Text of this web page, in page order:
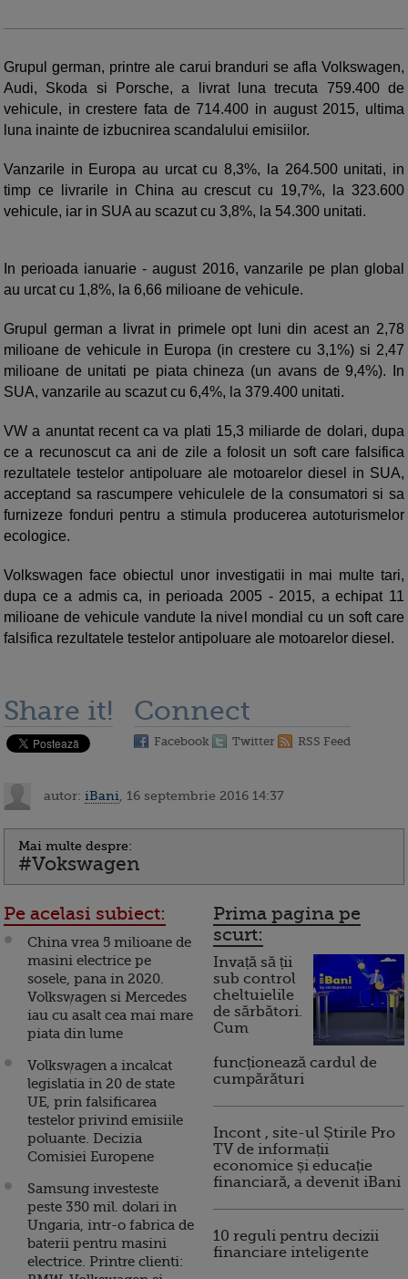
Grupul german, printre ale carui branduri se afla Volkswagen,
Audi, Skoda si Porsche, a livrat luna trecuta 759.400 de
vehicule, in crestere fata de 714.400 in august 2015, ultima
luna inainte de izbucnirea scandalului emisiilor.
Vanzarile in Europa au urcat cu 8,3%, la 264.500 unitati, in
timp ce livrarile in China au crescut cu 19,7%, la 323.600
vehicule, iar in SUA au scazut cu 3,8%, la 54.300 unitati.
In perioada ianuarie - august 2016, vanzarile pe plan global
au urcat cu 1,8%, la 6,66 milioane de vehicule.
Grupul german a livrat in primele opt luni din acest an 2,78
milioane de vehicule in Europa (in crestere cu 3,1%) si 2,47
milioane de unitati pe piata chineza (un avans de 9,4%). In
SUA, vanzarile au scazut cu 6,4%, la 379.400 unitati.
VW a anuntat recent ca va plati 15,3 miliarde de dolari, dupa
ce a recunoscut ca ani de zile a folosit un soft care falsifica
rezultatele testelor antipoluare ale motoarelor diesel in SUA,
acceptand sa rascumpere vehiculele de la consumatori si sa
furnizeze fonduri pentru a stimula producerea autoturismelor
ecologice.
Volkswagen face obiectul unor investigatii in mai multe tari,
dupa ce a admis ca, in perioada 2005 - 2015, a echipat 11
milioane de vehicule vandute la nivel mondial cu un soft care
falsifica rezultatele testelor antipoluare ale motoarelor diesel.
Share it! Connect
Facebook Twitter RSS Feed
autor: iBani , 16 septembrie 2016 14:37
Mai multe despre:
#Vokswagen
Pe acelasi subiect:
China vrea 5 milioane de
masini electrice pe
sosele, pana in 2020.
Volkswagen si Mercedes
iau cu asalt cea mai mare
piata din lume
Volkswagen a incalcat
legislatia in 20 de state
UE, prin falsificarea
testelor privind emisiile
poluante. Decizia
Comisiei Europene
Samsung investeste
peste 350 mil. dolari in
Ungaria, intr-o fabrica de
baterii pentru masini
electrice. Printre clienti:
Prima pagina pe
scurt:
Invață să ții
sub control
cheltuielile
de sărbători.
Cum
funcționează cardul de
cumpărături
Incont , site-ul Știrile Pro
TV de informații
economice și educație
financiară, a devenit iBani
10 reguli pentru decizii
financiare inteligente